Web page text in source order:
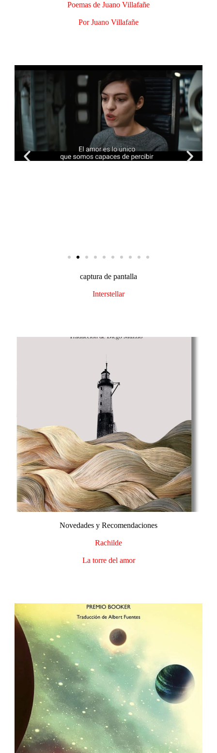
Poemas de Juano Villafañe
Por Juano Villafañe
captura de pantalla​
Interstellar
Novedades y Recomendaciones​
Rachilde
La torre del amor​